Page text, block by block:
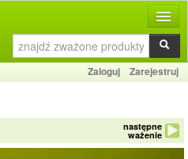
Zaloguj Zarejestruj
następne
ważenie